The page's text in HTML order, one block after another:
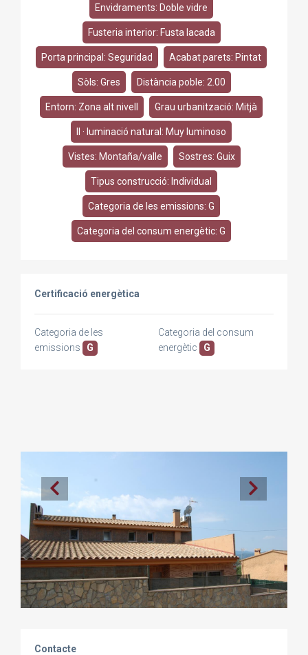
Envidraments: Doble vidre
Fusteria interior: Fusta lacada
Porta principal: Seguridad Acabat parets: Pintat
Sòls: Gres Distància poble: 2.00
Entorn: Zona alt nivell Grau urbanització: Mitjà
Il · luminació natural: Muy luminoso
Vistes: Montaña/valle Sostres: Guix
Tipus construcció: Individual
Categoria de les emissions: G
Categoria del consum energètic: G
Certificació energètica
Categoria de les
emissions
G
Categoria del consum
energètic
G
Contacte